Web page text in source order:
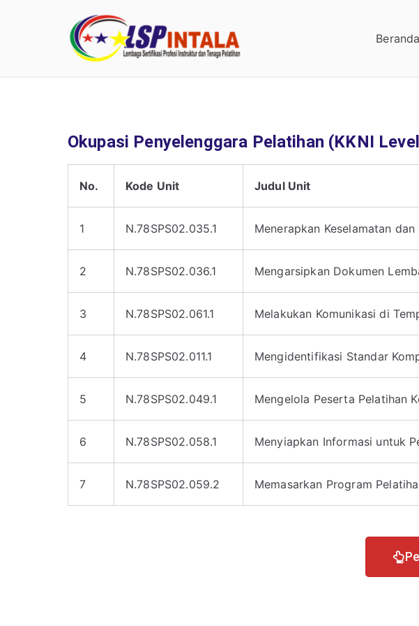
Beranda
Okupasi Penyelenggara Pelatihan (KKNI
No. Kode Unit Judul Unit
1 N.78SPS02.035.1 Menerapkan Keselamatan
2 N.78SPS02.036.1 Mengarsipkan Dokumen
3 N.78SPS02.061.1 Melakukan Komunikasi di
4 N.78SPS02.011.1 Mengidentifikasi Standar
5 N.78SPS02.049.1 Mengelola Peserta Pelatihan
6 N.78SPS02.058.1 Menyiapkan Informasi untuk
7 N.78SPS02.059.2 Memasarkan Program